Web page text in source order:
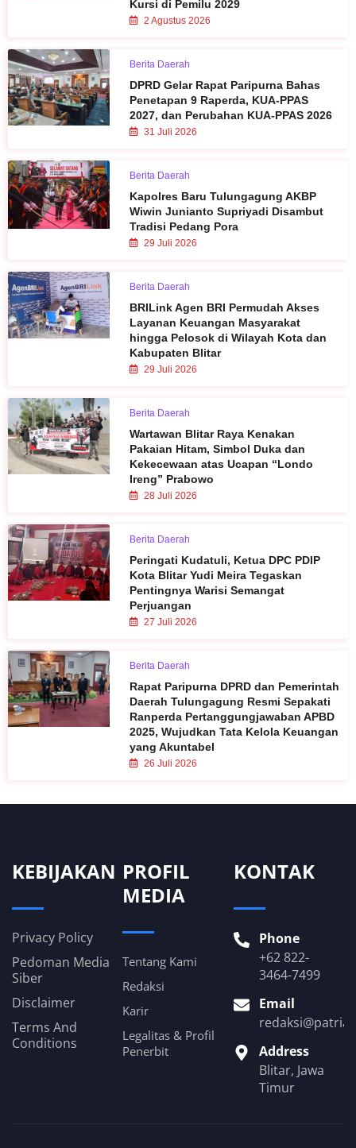
Kursi di Pemilu 2029
2 Agustus 2026
Berita Daerah
DPRD Gelar Rapat Paripurna Bahas
Penetapan 9 Raperda, KUA-PPAS
2027, dan Perubahan KUA-PPAS 2026
31 Juli 2026
Berita Daerah
Kapolres Baru Tulungagung AKBP
Wiwin Junianto Supriyadi Disambut
Tradisi Pedang Pora
29 Juli 2026
Berita Daerah
BRILink Agen BRI Permudah Akses
Layanan Keuangan Masyarakat
hingga Pelosok di Wilayah Kota dan
Kabupaten Blitar
29 Juli 2026
Berita Daerah
Wartawan Blitar Raya Kenakan
Pakaian Hitam, Simbol Duka dan
Kekecewaan atas Ucapan “Londo
Ireng” Prabowo
28 Juli 2026
Berita Daerah
Peringati Kudatuli, Ketua DPC PDIP
Kota Blitar Yudi Meira Tegaskan
Pentingnya Warisi Semangat
Perjuangan
27 Juli 2026
Berita Daerah
Rapat Paripurna DPRD dan Pemerintah
Daerah Tulungagung Resmi Sepakati
Ranperda Pertanggungjawaban APBD
2025, Wujudkan Tata Kelola Keuangan
yang Akuntabel
26 Juli 2026
KEBIJAKAN
Privacy Policy
Pedoman Media
Siber
Disclaimer
Terms And
Conditions
PROFIL
MEDIA
Tentang Kami
Redaksi
Karir
Legalitas & Profil
Penerbit
KONTAK
Phone
+62 822-
3464-7499
Email
Address
Blitar, Jawa
Timur